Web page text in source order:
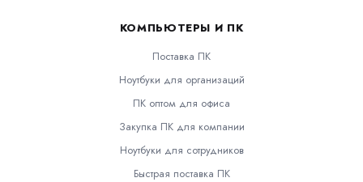
КОМПЬЮТЕРЫ И ПК
Поставка ПК
Ноутбуки для организаций
ПК оптом для офиса
Закупка ПК для компании
Ноутбуки для сотрудников
Быстрая поставка ПК